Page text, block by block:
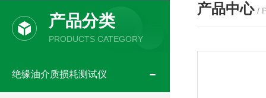
产品分类
PRODUCTS CATEGORY
绝缘油介质损耗测试仪
产品中心 /